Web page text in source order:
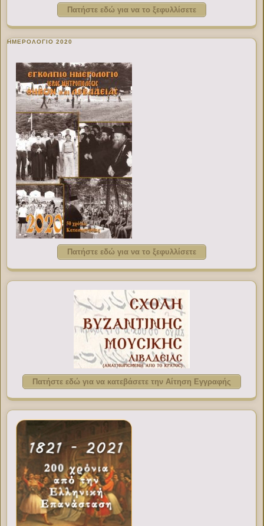
Πατήστε εδώ για να το ξεφυλλίσετε
ΗΜΕΡΟΛΟΓΙΟ 2020
Πατήστε εδώ για να το ξεφυλλίσετε
Πατήστε εδώ για να κατεβάσετε την Αίτηση Εγγραφής